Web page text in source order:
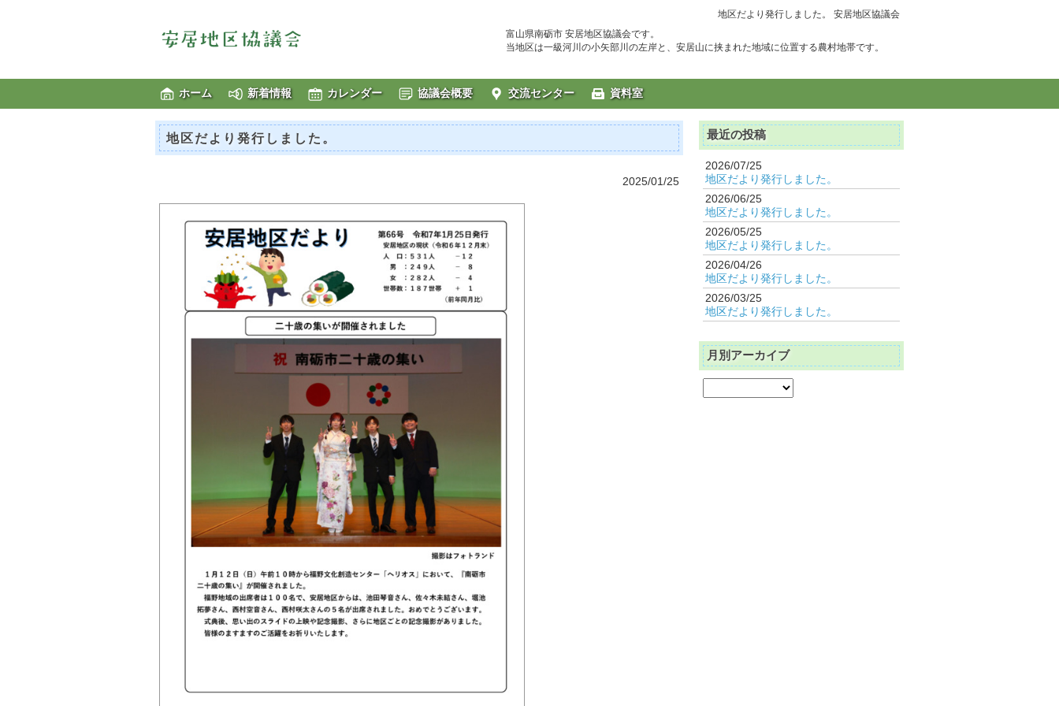
地区だより発行しました。 安居地区協議会
富山県南砺市 安居地区協議会です。
当地区は一級河川の小矢部川の左岸と、安居山に挟まれた地域に位置する農村地帯です。
ホーム 新着情報 カレンダー 協議会概要 交流センター 資料室
地区だより発行しました。
2025/01/25
最近の投稿
2026/07/25
地区だより発行しました。
2026/06/25
地区だより発行しました。
2026/05/25
地区だより発行しました。
2026/04/26
地区だより発行しました。
2026/03/25
地区だより発行しました。
月別アーカイブ